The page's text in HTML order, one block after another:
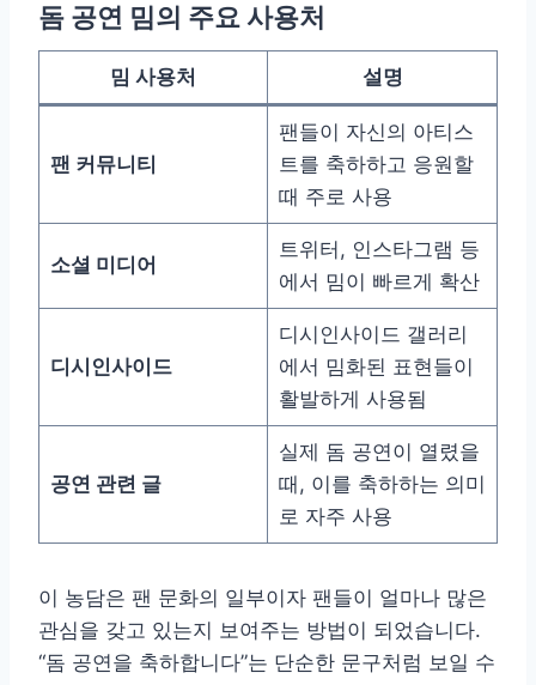
돔 공연 밈의 주요 사용처
밈 사용처 설명
팬 커뮤니티
팬들이 자신의 아티스
트를 축하하고 응원할
때 주로 사용
소셜 미디어
트위터, 인스타그램 등
에서 밈이 빠르게 확산
디시인사이드
디시인사이드 갤러리
에서 밈화된 표현들이
활발하게 사용됨
공연 관련 글
실제 돔 공연이 열렸을
때, 이를 축하하는 의미
로 자주 사용
이 농담은 팬 문화의 일부이자 팬들이 얼마나 많은
관심을 갖고 있는지 보여주는 방법이 되었습니다.
“돔 공연을 축하합니다”는 단순한 문구처럼 보일 수